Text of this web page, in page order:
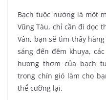
Bạch tuộc nướng là một
Vũng Tàu, chỉ cần đi dọc
Vân, bạn sẽ tìm thấy
sáng đến đêm khuya,
hương thơm của bạch
trong chín gió làm cho
thể cưỡng lại.